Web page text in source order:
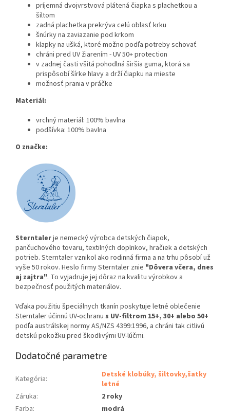
príjemná dvojvrstvová plátená čiapka s plachetkou a
šiltom
zadná plachetka prekrýva celú oblasť krku
šnúrky na zaviazanie pod krkom
klapky na ušká, ktoré možno podľa potreby schovať
chráni pred UV žiarením - UV 50+ protection
v zadnej časti všitá pohodlná širšia guma, ktorá sa
prispôsobí šírke hlavy a drží čiapku na mieste
možnosť prania v práčke
Materiál:
vrchný materiál: 100% bavlna
podšívka: 100% bavlna
O značke:
Sterntalerje nemecký výrobca detských čiapok,
pančuchového tovaru, textilných doplnkov, hračiek a detských
potrieb. Sterntaler vznikol ako rodinná firma a na trhu pôsobí už
vyše 50 rokov. Heslo firmy Sterntaler znie "Dôvera včera, dnes
aj zajtra". To vyjadruje jej dôraz na kvalitu výrobkov a
bezpečnosť použitých materiálov.
Vďaka použitiu špeciálnych tkanín poskytuje letné oblečenie
Sterntaler účinnú UV-ochranu s UV-filtrom 15+, 30+ alebo 50+
podľa austrálskej normy AS/NZS 4399:1996, a chráni tak citlivú
detskú pokožku pred škodlivými UV-lúčmi.
Dodatočné parametre
Kategória:
Detské klobúky, šiltovky,šatky
letné
Záruka:
2 roky
Farba:
modrá